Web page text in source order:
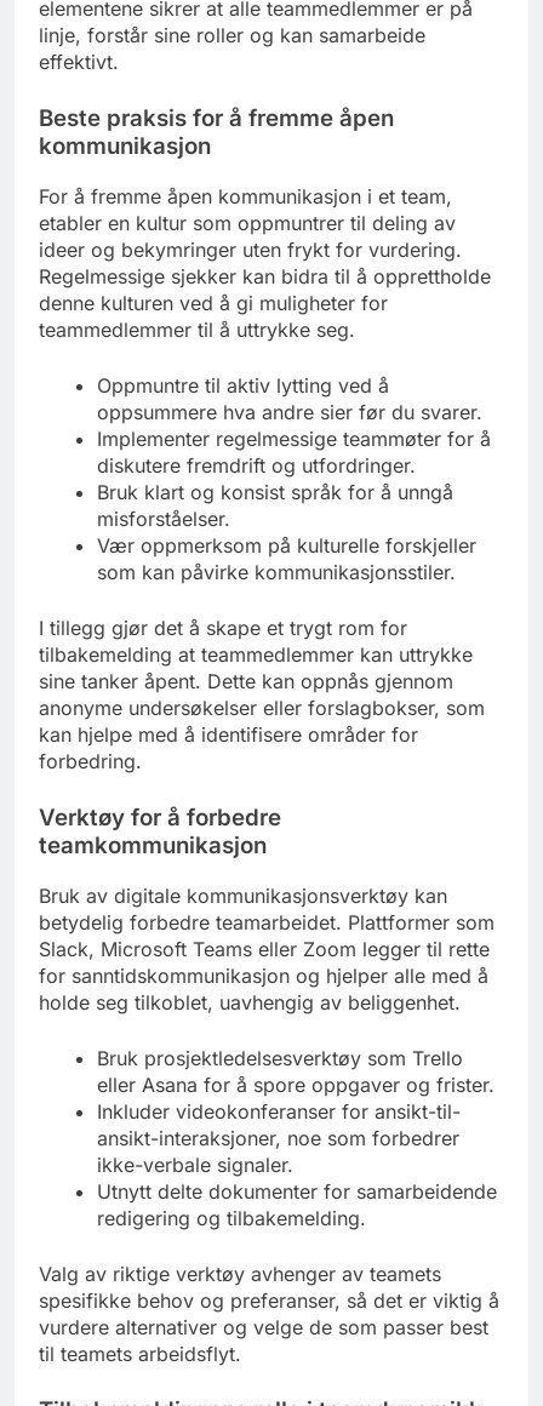
elementene sikrer at alle teammedlemmer er på
linje, forstår sine roller og kan samarbeide
effektivt.
Beste praksis for å fremme åpen
kommunikasjon
For å fremme åpen kommunikasjon i et team,
etabler en kultur som oppmuntrer til deling av
ideer og bekymringer uten frykt for vurdering.
Regelmessige sjekker kan bidra til å opprettholde
denne kulturen ved å gi muligheter for
teammedlemmer til å uttrykke seg.
Oppmuntre til aktiv lytting ved å
oppsummere hva andre sier før du svarer.
Implementer regelmessige teammøter for å
diskutere fremdrift og utfordringer.
Bruk klart og konsist språk for å unngå
misforståelser.
Vær oppmerksom på kulturelle forskjeller
som kan påvirke kommunikasjonsstiler.
I tillegg gjør det å skape et trygt rom for
tilbakemelding at teammedlemmer kan uttrykke
sine tanker åpent. Dette kan oppnås gjennom
anonyme undersøkelser eller forslagbokser, som
kan hjelpe med å identifisere områder for
forbedring.
Verktøy for å forbedre
teamkommunikasjon
Bruk av digitale kommunikasjonsverktøy kan
betydelig forbedre teamarbeidet. Plattformer som
Slack, Microsoft Teams eller Zoom legger til rette
for sanntidskommunikasjon og hjelper alle med å
holde seg tilkoblet, uavhengig av beliggenhet.
Bruk prosjektledelsesverktøy som Trello
eller Asana for å spore oppgaver og frister.
Inkluder videokonferanser for ansikt-til-
ansikt-interaksjoner, noe som forbedrer
ikke-verbale signaler.
Utnytt delte dokumenter for samarbeidende
redigering og tilbakemelding.
Valg av riktige verktøy avhenger av teamets
spesifikke behov og preferanser, så det er viktig å
vurdere alternativer og velge de som passer best
til teamets arbeidsflyt.